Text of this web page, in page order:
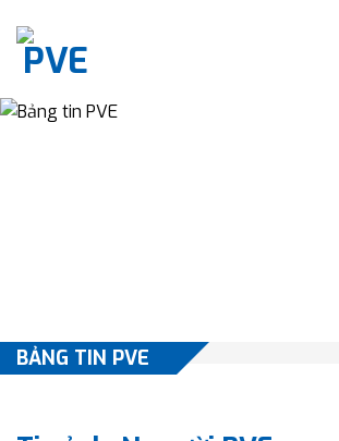
content
BẢNG TIN PVE